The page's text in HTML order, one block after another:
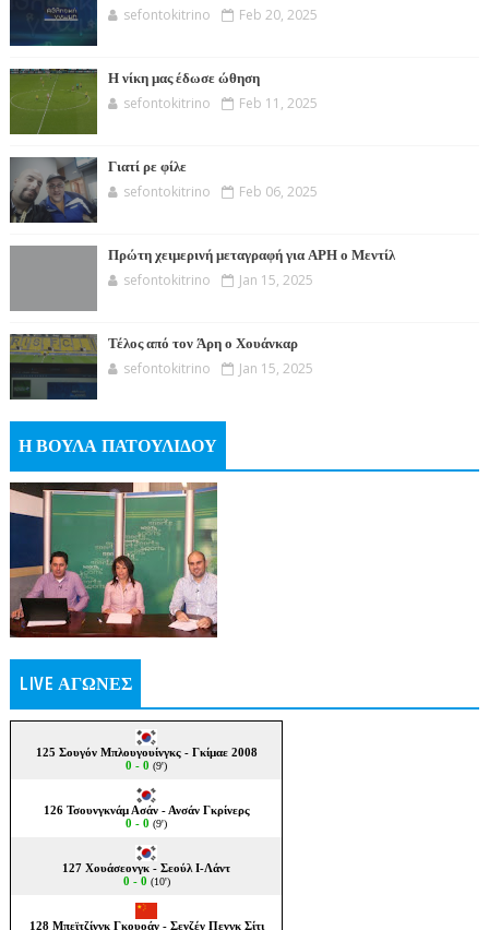
sefontokitrino Feb 20, 2025
Η νίκη μας έδωσε ώθηση
sefontokitrino Feb 11, 2025
Γιατί ρε φίλε
sefontokitrino Feb 06, 2025
Πρώτη χειμερινή μεταγραφή για ΑΡΗ ο Μεντίλ
sefontokitrino Jan 15, 2025
Τέλος από τον Άρη ο Χουάνκαρ
sefontokitrino Jan 15, 2025
Η ΒΟΥΛΑ ΠΑΤΟΥΛΙΔΟΥ
LIVE ΑΓΩΝΕΣ